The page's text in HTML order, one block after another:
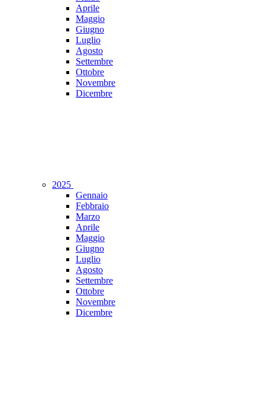
Aprile
Maggio
Giugno
Luglio
Agosto
Settembre
Ottobre
Novembre
Dicembre
2025
Gennaio
Febbraio
Marzo
Aprile
Maggio
Giugno
Luglio
Agosto
Settembre
Ottobre
Novembre
Dicembre